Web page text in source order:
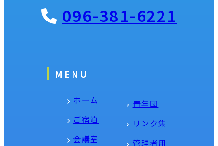
096-381-6221
MENU
ホーム
ご宿泊
会議室
青年団
リンク集
管理者用